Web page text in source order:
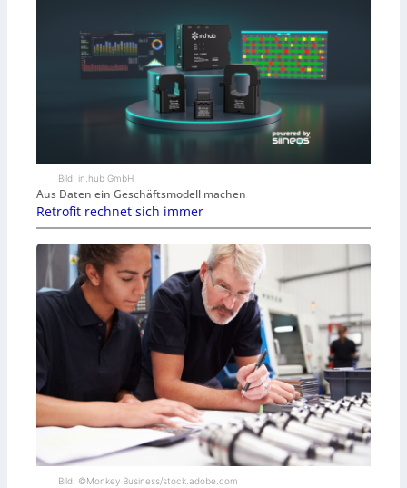
Bild: in.hub GmbH
Aus Daten ein Geschäftsmodell machen
Retrofit rechnet sich immer
Bild: ©Monkey Business/stock.adobe.com